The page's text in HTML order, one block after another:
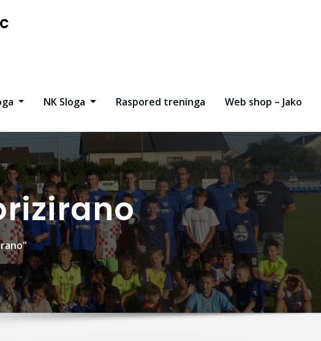
NK Sloga Raspored treninga Web shop – Jako